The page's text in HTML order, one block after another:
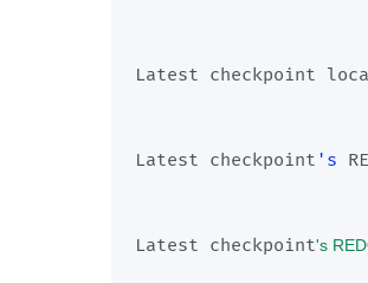
Latest checkpoint
Latest checkpoint 's
Latest checkpoint's